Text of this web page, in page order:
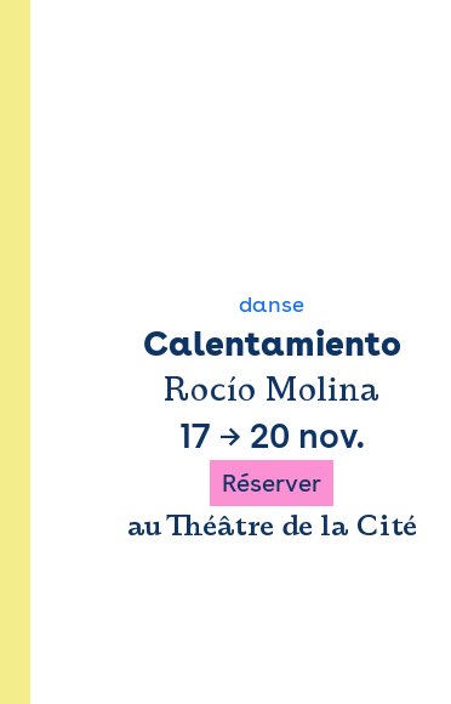
danse
Calentamiento
Rocío Molina
17 → 20 nov.
Réserver
au Théâtre de la Cité